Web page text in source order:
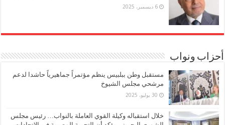
6 ديسمبر، 2025
أحزاب ونواب
مستقبل وطن ببلبيس ينظم مؤتمراً جماهيرياً حاشدا لدعم
مرشحي مجلس الشيوخ
30 يوليو، 2025
خلال استقباله وكيلة القوي العاملة بالنواب… رئيس مجلس